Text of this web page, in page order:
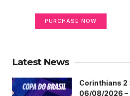
PURCHASE NOW
Latest News
Corinthians 2
06/08/2026 –